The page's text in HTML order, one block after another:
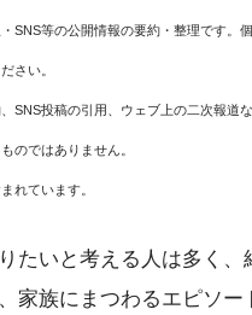
SNS等の公開情報の要約・整理です。
さい。
SNS投稿の引用、ウェブ上の二次報道
のではありません。
れています。
たいと考える人は多く、
家族にまつわるエピソー